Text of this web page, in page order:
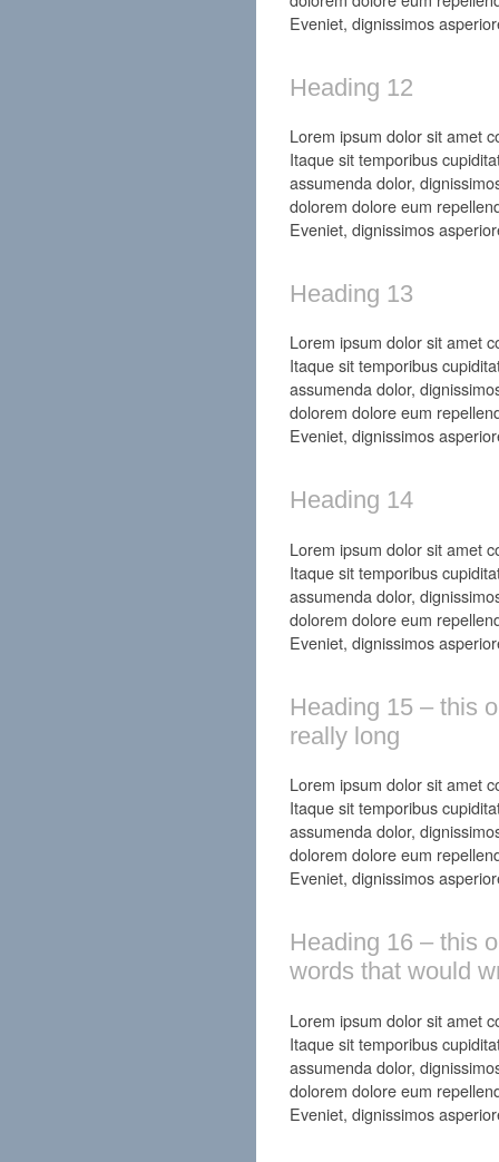
Eveniet, dignissimos
Heading 12
Lorem ipsum dolor sit amet
Itaque sit temporibus
assumenda dolor,
dolorem dolore eum
Eveniet, dignissimos
Heading 13
Lorem ipsum dolor sit amet
Itaque sit temporibus
assumenda dolor,
dolorem dolore eum
Eveniet, dignissimos
Heading 14
Lorem ipsum dolor sit amet
Itaque sit temporibus
assumenda dolor,
dolorem dolore eum
Eveniet, dignissimos
Heading 15 – this
really long
Lorem ipsum dolor sit amet
Itaque sit temporibus
assumenda dolor,
dolorem dolore eum
Eveniet, dignissimos
Heading 16 – this
words that would
Lorem ipsum dolor sit amet
Itaque sit temporibus
assumenda dolor,
dolorem dolore eum
Eveniet, dignissimos